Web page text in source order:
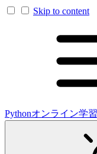
Skip to content
Pythonオンライン学